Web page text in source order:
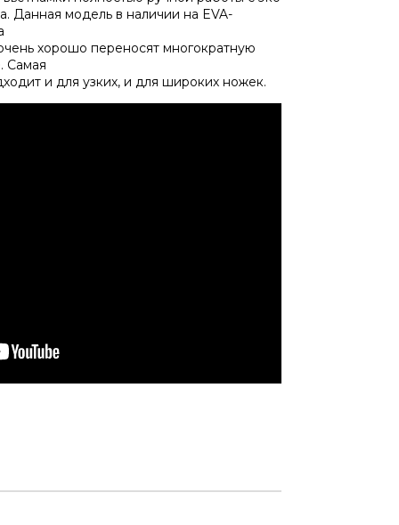
Данная модель в наличии на EVA-
хорошо переносят многократную
Самая
и для узких, и для широких ножек.